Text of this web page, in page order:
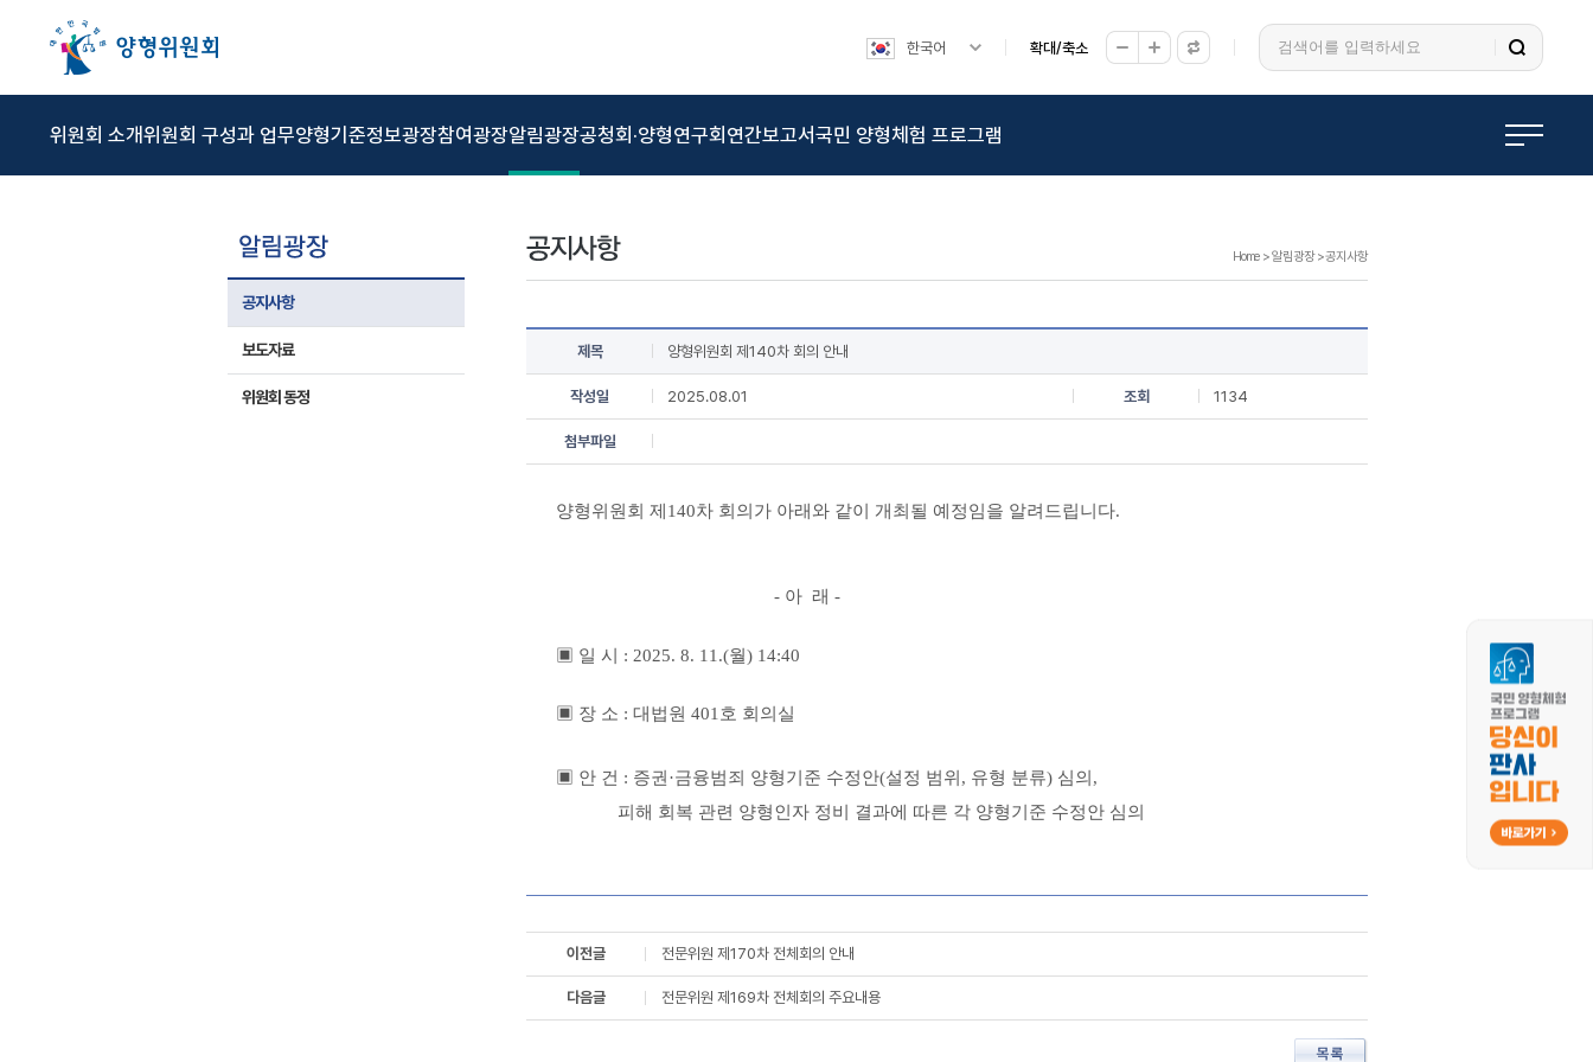
한국어 확대/축소
위원회 소개위원회 구성과 업무양형기준정보광장참여광장알림광장공청회·양형연구회연간보고서국민 양형체험 프로그램
공지사항
보도자료
위원회 동정
Home >알림광장>공지사항
제목 양형위원회 제140차 회의 안내
작성일 2025.08.01 조회 1134
첨부파일
양형위원회 제140차 회의가 아래와 같이 개최될 예정임을 알려드립니다.
- 아 래 -
▣ 일 시 : 2025. 8. 11.(월) 14:40
▣ 장 소 : 대법원 401호 회의실
▣ 안 건 : 증권·금융범죄 양형기준 수정안(설정 범위, 유형 분류) 심의,
피해 회복 관련 양형인자 정비 결과에 따른 각 양형기준 수정안 심의
이전글 전문위원 제170차 전체회의 안내
다음글 전문위원 제169차 전체회의 주요내용